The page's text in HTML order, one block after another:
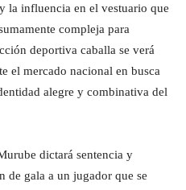
la influencia en el vestuario que
compleja para
deportiva caballa se verá
el mercado nacional en busca
alegre y combinativa del
dictará sentencia y
de gala a un jugador que se